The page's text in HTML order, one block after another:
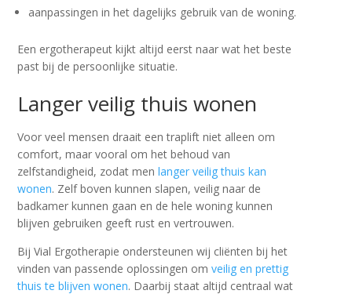
aanpassingen in het dagelijks gebruik van de woning.
Een ergotherapeut kijkt altijd eerst naar wat het beste
past bij de persoonlijke situatie.
Langer veilig thuis wonen
Voor veel mensen draait een traplift niet alleen om
comfort, maar vooral om het behoud van
zelfstandigheid, zodat menlanger veilig thuis kan
wonen. Zelf boven kunnen slapen, veilig naar de
badkamer kunnen gaan en de hele woning kunnen
blijven gebruiken geeft rust en vertrouwen.
Bij Vial Ergotherapie ondersteunen wij cliënten bij het
vinden van passende oplossingen omveilig en prettig
thuis te blijven wonen. Daarbij staat altijd centraal wat